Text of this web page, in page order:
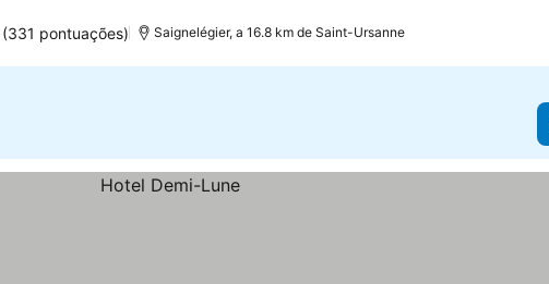
(331 pontuações) Saignelégier, a 16.8 km de Saint-Ursanne